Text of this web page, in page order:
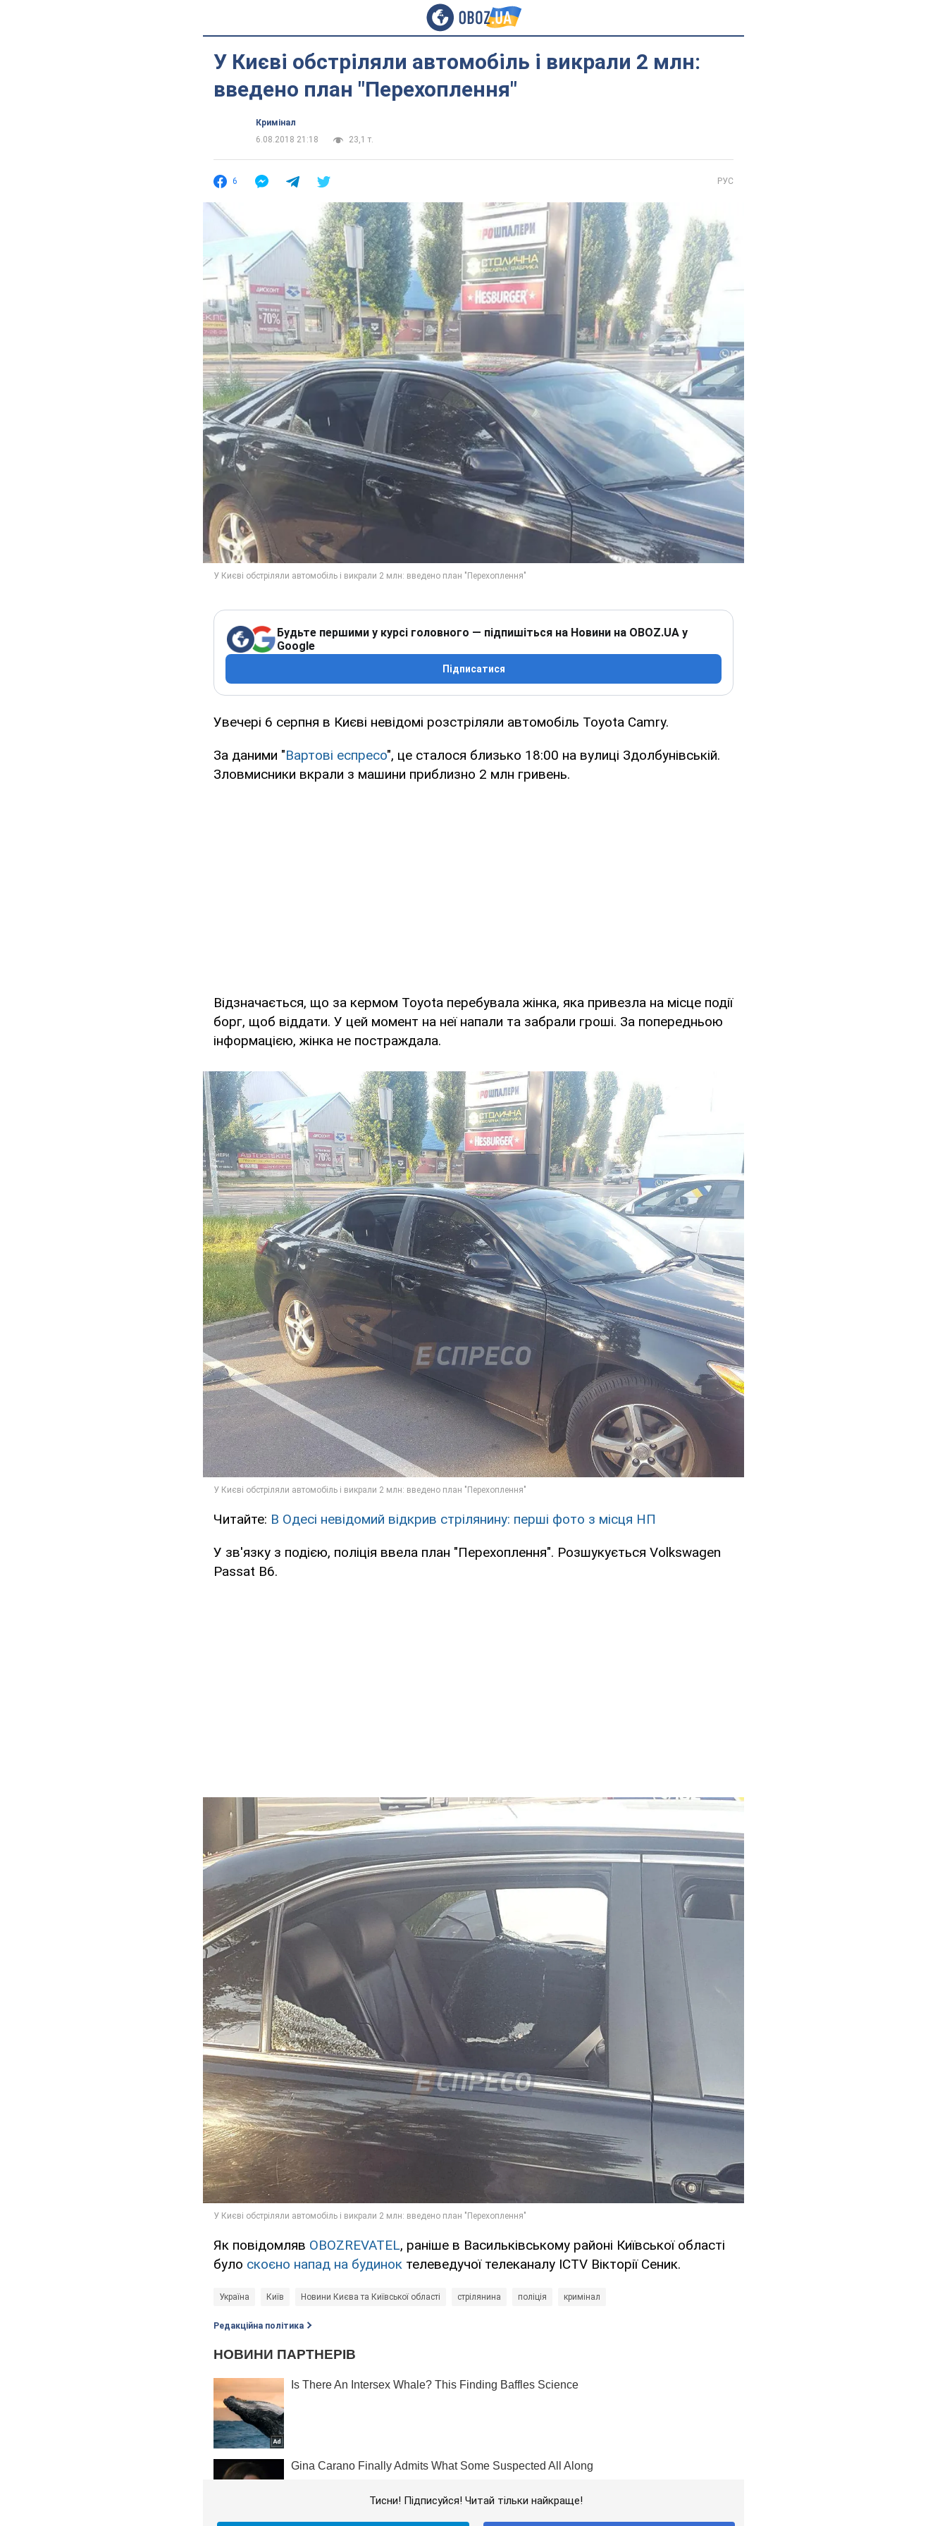
У Києві обстріляли автомобіль і викрали 2 млн:
введено план "Перехоплення"
Кримінал
6.08.2018 21:18
23,1 т.
6 РУС
Будьте першими у курсі головного — підпишіться на Новини на OBOZ.UA у
Google
Підписатися
Увечері 6 серпня в Києві невідомі розстріляли автомобіль Toyota Camry.
За даними "Вартові еспресо", це сталося близько 18:00 на вулиці Здолбунівській.
Зловмисники вкрали з машини приблизно 2 млн гривень.
Відзначається, що за кермом Toyota перебувала жінка, яка привезла на місце події
борг, щоб віддати. У цей момент на неї напали та забрали гроші. За попередньою
інформацією, жінка не постраждала.
Читайте: В Одесі невідомий відкрив стрілянину: перші фото з місця НП
У зв'язку з подією, поліція ввела план "Перехоплення". Розшукується Volkswagen
Passat B6.
Як повідомляв OBOZREVATEL, раніше в Васильківському районі Київської області
було скоєно напад на будинок телеведучої телеканалу ICTV Вікторії Сеник.
Україна Київ Новини Києва та Київської області стрілянина поліція кримінал
Редакційна політика